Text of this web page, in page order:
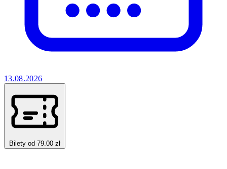
13.08.2026
Bilety od 79.00 zł